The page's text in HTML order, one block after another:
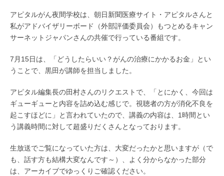
アピタルがん夜間学校は、朝日新聞医療サイト・アピタルさんと
私がアドバイザリーボード（外部評価委員会）もつとめるキャン
サーネットジャパンさんの共催で行っている番組です。
7月15日は、「どうしたらいい？がんの治療にかかるお金」とい
うことで、黒田が講師を担当しました。
アピタル編集長の田村さんのリクエストで、「とにかく、今回は
ギューギューと内容を詰め込む感じで。視聴者の方が消化不良を
起こすほどに」と言われていたので、講義の内容は、1時間とい
う講義時間に対して超盛りだくさんとなっております。
生放送でご覧になっていた方は、大変だったかと思いますが（で
も、話す方も結構大変なんです～）、よく分からなかった部分
は、アーカイブでゆっくりご確認ください。